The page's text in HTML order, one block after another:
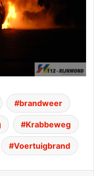
brandweer
Krabbeweg
Voertuigbrand